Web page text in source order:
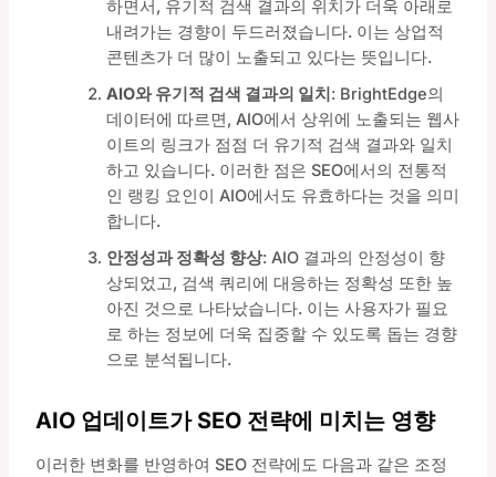
하면서, 유기적 검색 결과의 위치가 더욱 아래로
내려가는 경향이 두드러졌습니다. 이는 상업적
콘텐츠가 더 많이 노출되고 있다는 뜻입니다.
AIO와 유기적 검색 결과의 일치: BrightEdge의
데이터에 따르면, AIO에서 상위에 노출되는 웹사
이트의 링크가 점점 더 유기적 검색 결과와 일치
하고 있습니다. 이러한 점은 SEO에서의 전통적
인 랭킹 요인이 AIO에서도 유효하다는 것을 의미
합니다.
안정성과 정확성 향상: AIO 결과의 안정성이 향
상되었고, 검색 쿼리에 대응하는 정확성 또한 높
아진 것으로 나타났습니다. 이는 사용자가 필요
로 하는 정보에 더욱 집중할 수 있도록 돕는 경향
으로 분석됩니다.
AIO 업데이트가 SEO 전략에 미치는 영향
이러한 변화를 반영하여 SEO 전략에도 다음과 같은 조정